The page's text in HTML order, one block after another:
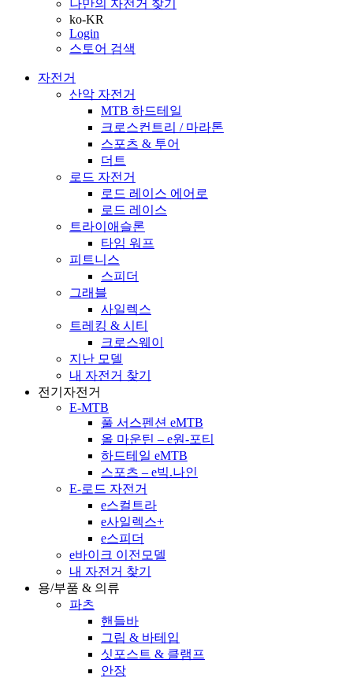
나만의 자전거 찾기
ko-KR
Login
스토어 검색
자전거
산악 자전거
MTB 하드테일
크로스컨트리 / 마라톤
스포츠 & 투어
더트
로드 자전거
로드 레이스 에어로
로드 레이스
트라이애슬론
타임 워프
피트니스
스피더
그래블
사일렉스
트레킹 & 시티
크로스웨이
지난 모델
내 자전거 찾기
전기자전거
E-MTB
풀 서스펜션 eMTB
올 마운틴 – e원-포티
하드테일 eMTB
스포츠 – e빅.나인
E-로드 자전거
e스컬트라
e사일렉스+
e스피더
e바이크 이전모델
내 자전거 찾기
용/부품 & 의류
파츠
핸들바
그립 & 바테입
싯포스트 & 클램프
안장